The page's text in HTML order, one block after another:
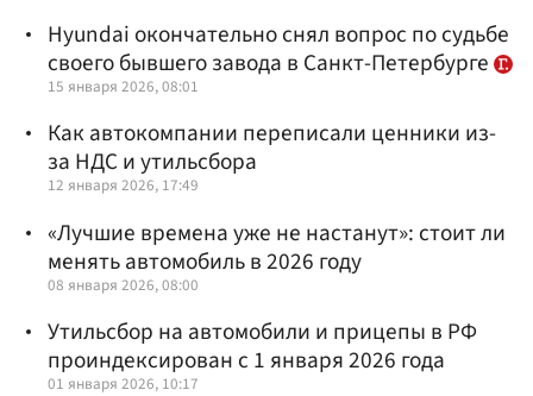
Hyundai окончательно снял вопрос по судьбе
своего бывшего завода в Санкт-Петербурге
15 января 2026, 08:01
Как автокомпании переписали ценники из-
за НДС и утильсбора
12 января 2026, 17:49
«Лучшие времена уже не настанут»: стоит ли
менять автомобиль в 2026 году
08 января 2026, 08:00
Утильсбор на автомобили и прицепы в РФ
проиндексирован с 1 января 2026 года
01 января 2026, 10:17